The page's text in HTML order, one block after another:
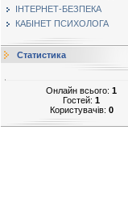
ІНТЕРНЕТ-БЕЗПЕКА
КАБІНЕТ ПСИХОЛОГА
Статистика
Онлайн всього: 1
Гостей: 1
Користувачів: 0